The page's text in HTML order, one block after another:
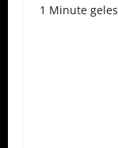
1 Minute